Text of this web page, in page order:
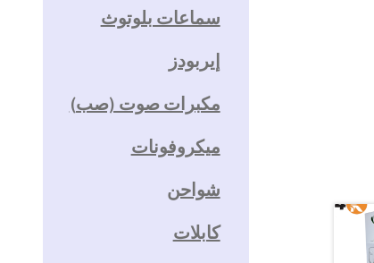
سماعات بلوتوث
إيربودز
مكبرات صوت (صب)
ميكروفونات
شواحن
كابلات